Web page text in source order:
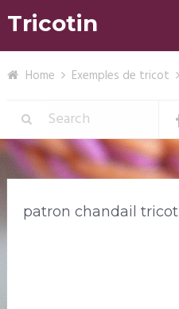
Tricotin
Home Exemples de tricot
patron chandail tricot